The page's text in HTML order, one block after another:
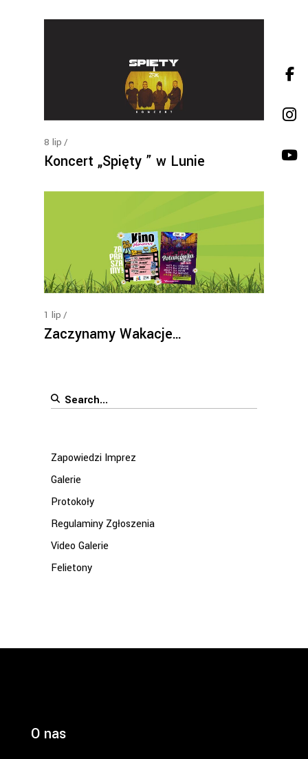
8 lip
Koncert „Spięty ” w Lunie
1 lip
Zaczynamy Wakacje…
Search
Zapowiedzi Imprez
Galerie
Protokoły
Regulaminy Zgłoszenia
Video Galerie
Felietony
O nas